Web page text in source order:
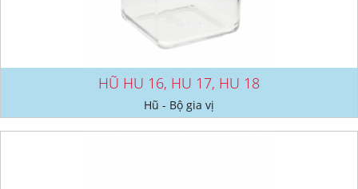
HŨ HU 16, HU 17, HU 18
Hũ - Bộ gia vị